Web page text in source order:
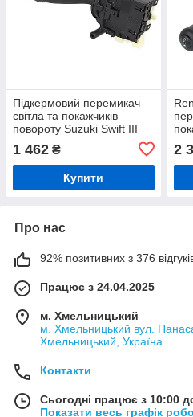
Підкермовий перемикач
світла та покажчиків
повороту Suzuki Swift III
контактів
1 462 ₴
Купити
2
Про нас
92% позитивних з 376
Працює з 24.04.2025
м. Хмельницький
м. Хмельницький вул.
Хмельницький, Україна
Контакти
Сьогодні працює з 10:00
Показати весь графік